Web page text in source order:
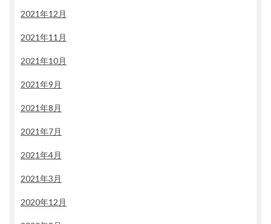
2021年12月
2021年11月
2021年10月
2021年9月
2021年8月
2021年7月
2021年4月
2021年3月
2020年12月